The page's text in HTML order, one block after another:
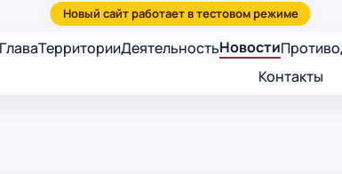
ГлаваТерриторииДеятельностьНовости
Контакты